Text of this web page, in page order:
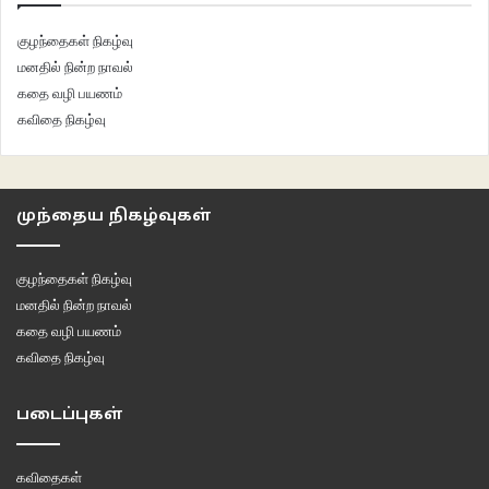
குழந்தைகள் நிகழ்வு
மனதில் நின்ற நாவல்
கதை வழி பயணம்
கவிதை நிகழ்வு
முந்தைய நிகழ்வுகள்
குழந்தைகள் நிகழ்வு
மனதில் நின்ற நாவல்
கதை வழி பயணம்
கவிதை நிகழ்வு
படைப்புகள்
கவிதைகள்